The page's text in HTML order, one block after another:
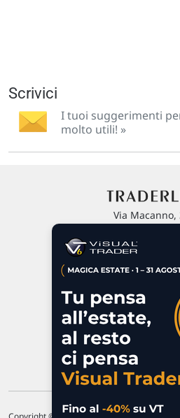
Scrivici
I tuoi suggerimenti
molto utili! »
Via Macanno,
P.IVA 02 452
Commenti e
Contattaci